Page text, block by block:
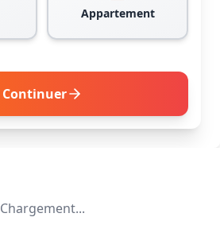
Appartement
Continuer
Chargement...